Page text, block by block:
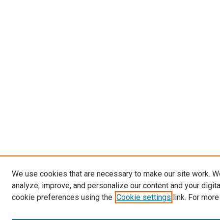
We use cookies that are necessary to make our site work.
analyze, improve, and personalize our content and your
cookie preferences using the Cookie settings link. For